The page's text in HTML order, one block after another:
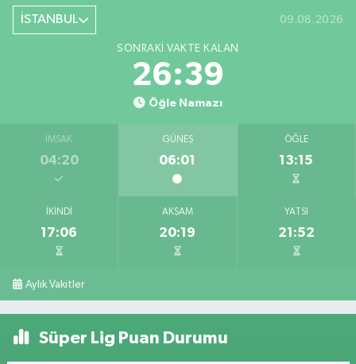
İSTANBUL 09.08.2026
SONRAKI VAKTE KALAN
26:39
Öğle Namazı
İMSAK
04:20
GÜNEŞ
06:01
ÖĞLE
13:15
İKINDI
17:06
AKŞAM
20:19
YATSI
21:52
Aylık Vakitler
Süper Lig Puan Durumu